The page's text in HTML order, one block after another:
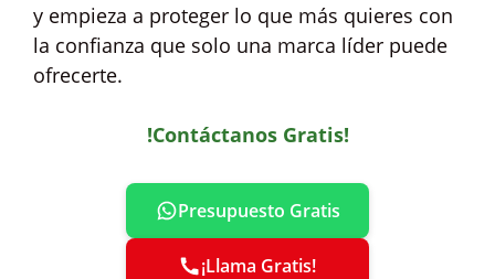
y empieza a proteger lo que más quieres con
la confianza que solo una marca líder puede
ofrecerte.
!Contáctanos Gratis!
Presupuesto Gratis
¡Llama Gratis!